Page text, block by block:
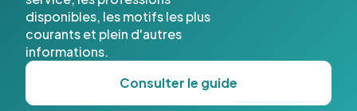
disponibles, les motifs les plus
courants et plein d'autres
informations.
Consulter le guide